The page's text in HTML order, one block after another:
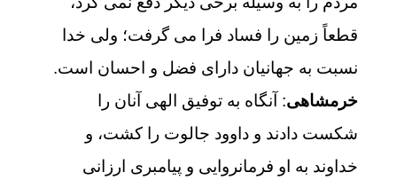
قطعاً زمین را فساد فرا می گرفت؛ ولی خدا
نسبت به جهانیان دارای فضل و احسان است.
خرمشاهی: آنگاه به توفيق الهى آنان را
شكست دادند و داوود جالوت را كشت، و
خداوند به او فرمانروايى و پيامبرى ارزانى